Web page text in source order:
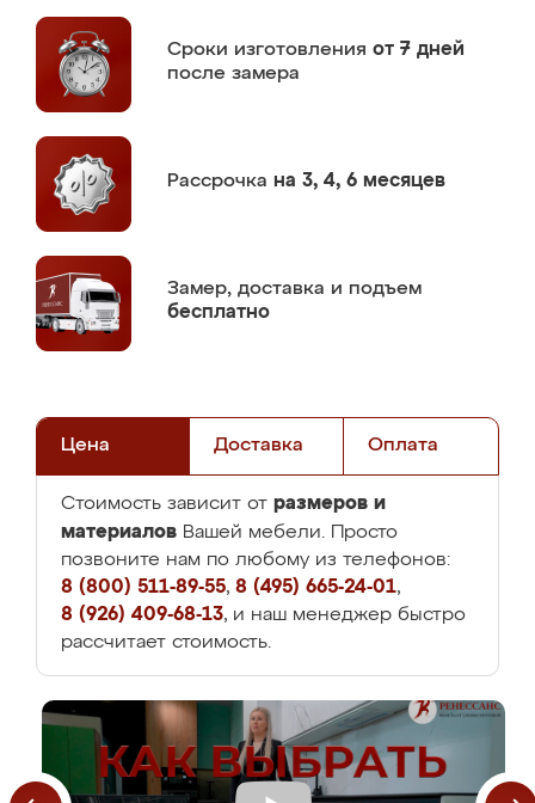
Сроки изготовления от 7 дней
после замера
Рассрочка на 3, 4, 6 месяцев
Замер, доставка и подъем
бесплатно
Цена Доставка Оплата
Стоимость зависит от размеров и
материалов Вашей мебели. Просто
позвоните нам по любому из телефонов:
8 (800) 511-89-55, 8 (495) 665-24-01,
8 (926) 409-68-13, и наш менеджер быстро
рассчитает стоимость.